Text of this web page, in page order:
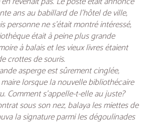
ans au babillard de l’hôtel de ville,
personne ne s’était montré intéressé,
était à peine plus grande
à balais et les vieux livres étaient
crottes de souris.
asperge est sûrement cinglée,
lorsque la nouvelle bibliothécaire
Comment s’appelle-t-elle au juste?
sous son nez, balaya les miettes de
la signature parmi les dégoulinades